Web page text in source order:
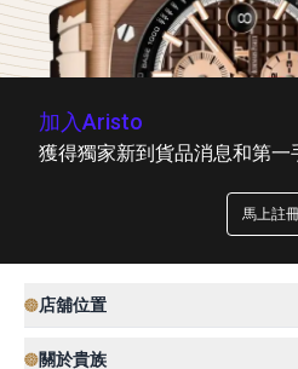
加入Aristo
獲得獨家新到貨品消息和第一
馬上註
店舖位置
關於貴族